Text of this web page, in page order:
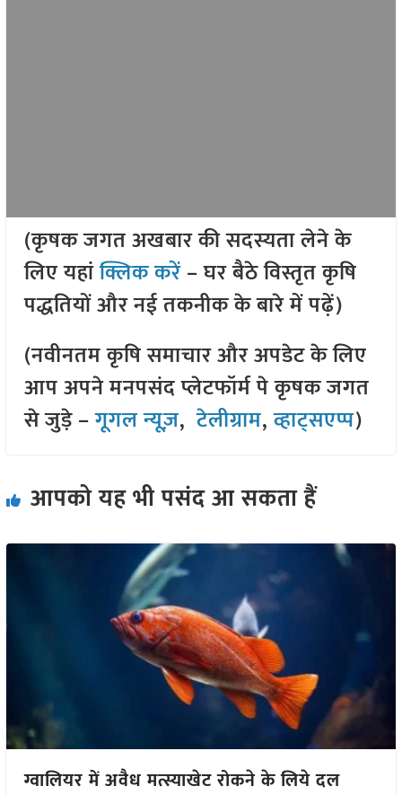
(कृषक जगत अखबार की सदस्यता लेने के
लिए यहांक्लिक करें– घर बैठे विस्तृत कृषि
पद्धतियों और नई तकनीक के बारे में पढ़ें)
(नवीनतम कृषि समाचार और अपडेट के लिए
आप अपने मनपसंद प्लेटफॉर्म पे कृषक जगत
से जुड़े –गूगल न्यूज़,टेलीग्राम,व्हाट्सएप्प)
आपको यह भी पसंद आ सकता हैं
ग्वालियर में अवैध मत्स्याखेट रोकने के लिये दल